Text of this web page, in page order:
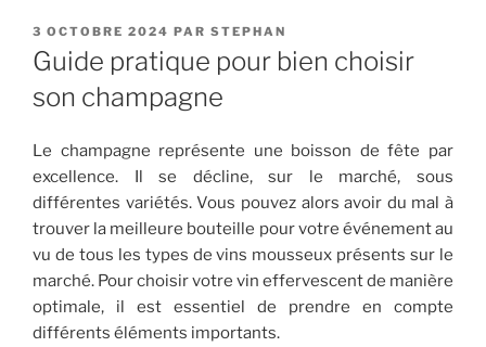
PUBLIÉ
LE
3 OCTOBRE 2024 PAR STEPHAN
Guide pratique pour bien choisir
son champagne
Le champagne représente une boisson de fête par
excellence. Il se décline, sur le marché, sous
différentes variétés. Vous pouvez alors avoir du mal à
trouver la meilleure bouteille pour votre événement au
vu de tous les types de vins mousseux présents sur le
marché. Pour choisir votre vin effervescent de manière
optimale, il est essentiel de prendre en compte
différents éléments importants.